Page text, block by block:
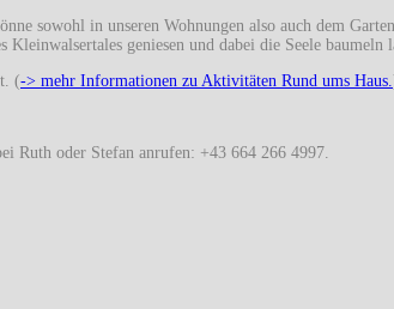
sowohl in unseren Wohnungen also auch dem
geniesen und dabei die Seele baumeln
(-> mehr Informationen zu Aktivitäten Rund ums Haus.
Ruth oder Stefan anrufen: +43 664 266 4997.